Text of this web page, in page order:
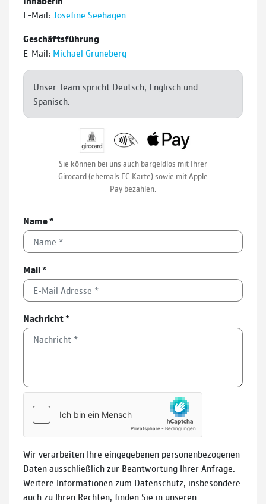
E-Mail: Josefine Seehagen
Geschäfts­führung
E-Mail: Michael Grüneberg
Unser Team spricht Deutsch, Englisch und
Spanisch.
Sie können bei uns auch bargeld­los mit Ihrer
Girocard (ehemals EC-Karte) sowie mit Apple
Pay bezahlen.
Name*
Mail*
Nachricht*
Wir verarbeiten Ihre eingegebenen personenbezogenen
Daten ausschließlich zur Beantwortung Ihrer Anfrage.
Weitere Informationen zum Datenschutz, insbesondere
auch zu Ihren Rechten, finden Sie in unseren